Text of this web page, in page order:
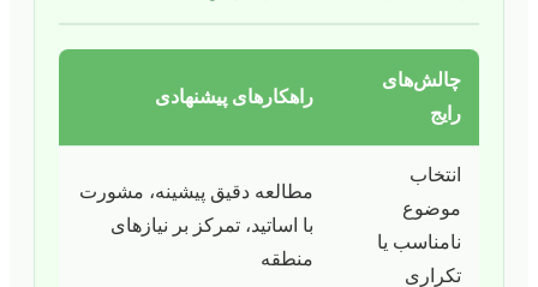
چالش‌های
رایج
راهکارهای پیشنهادی
انتخاب
موضوع
نامناسب یا
تکراری
مطالعه دقیق پیشینه، مشورت
با اساتید، تمرکز بر نیازهای
منطقه